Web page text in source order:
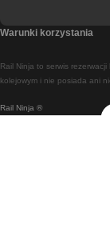
Rail Ninja ®
Rail Ninja to serwis
kolejowym i nie posiada ani
Warunki korzystania